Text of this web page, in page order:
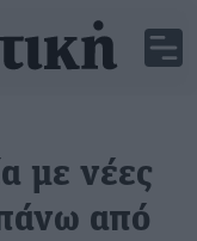
με νέες
από